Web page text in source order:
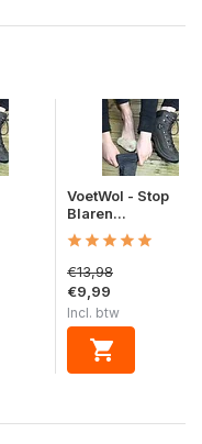
VoetWol - Stop
Blaren...
€13,98
€9,99
Incl. btw